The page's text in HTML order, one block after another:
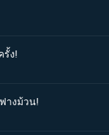
รั้ง!
างม้วน!